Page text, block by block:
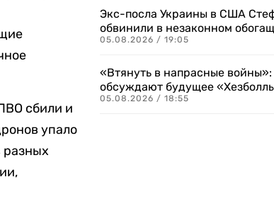
сбили и
упало
разных
Экс-посла Украины в США
обвинили в незаконном
05.08.2026 / 19:05
«Втянуть в напрасные
обсуждают будущее
05.08.2026 / 18:55